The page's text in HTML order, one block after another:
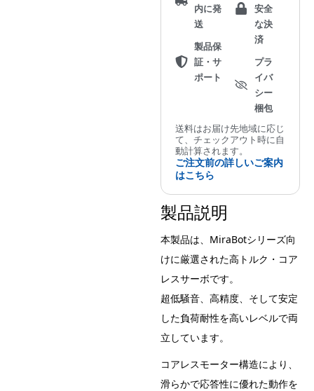
内に発
送
製品保
証・サ
ポート
安全
な決
済
プラ
イバ
シー
梱包
送料はお届け先地域に応じ
て、チェックアウト時に自
動計算されます。
ご注文前の詳しいご案内
はこちら
製品説明
本製品は、MiraBotシリーズ向
けに厳選された高トルク・コア
レスサーボです。
超低騒音、高精度、そして安定
した負荷耐性を高いレベルで両
立しています。
コアレスモーター構造により、
滑らかで応答性に優れた動作を